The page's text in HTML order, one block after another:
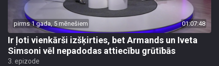
pirms 1 gada, 5 mēnešiem 01:07:48
Ir ļoti vienkārši izšķirties, bet Armands un Iveta
Simsoni vēl nepadodas attiecību grūtībās
3. epizode